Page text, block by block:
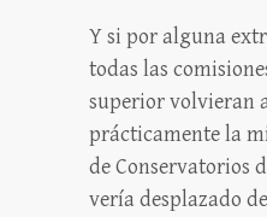
Y si por alguna
todas las
superior volvieran
prácticamente la
de Conservatorios
vería desplazado